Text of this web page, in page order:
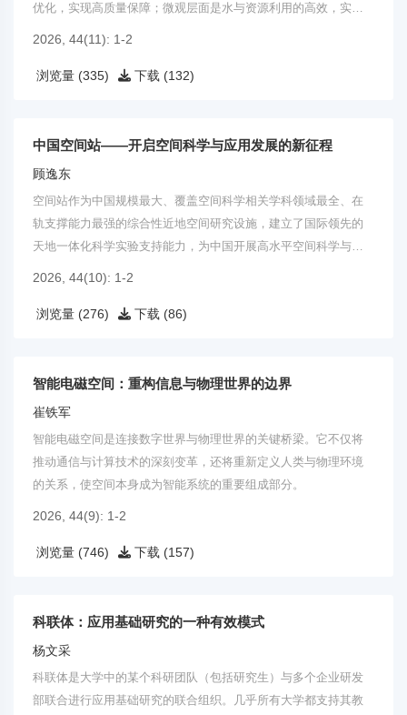
优化，实现高质量保障；微观层面是水与资源利用的高效，实现
2026, 44(11): 1-2
浏览量 (335) 下载 (132)
中国空间站——开启空间科学与应用发展的新征程
顾逸东
空间站作为中国规模最大、覆盖空间科学相关学科领域最全、在
轨支撑能力最强的综合性近地空间研究设施，建立了国际领先的
天地一体化科学实验支持能力，为中国开展高水平空间科学与应
2026, 44(10): 1-2
浏览量 (276) 下载 (86)
智能电磁空间：重构信息与物理世界的边界
崔铁军
智能电磁空间是连接数字世界与物理世界的关键桥梁。它不仅将
推动通信与计算技术的深刻变革，还将重新定义人类与物理环境
的关系，使空间本身成为智能系统的重要组成部分。
2026, 44(9): 1-2
浏览量 (746) 下载 (157)
科联体：应用基础研究的一种有效模式
杨文采
科联体是大学中的某个科研团队（包括研究生）与多个企业研发
部联合进行应用基础研究的联合组织。几乎所有大学都支持其教